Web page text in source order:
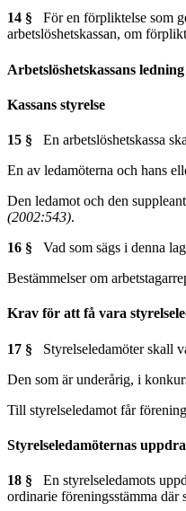
14 § För en förpliktelse som
arbetslöshetskassan, om
Arbetslöshetskassans ledning
Kassans styrelse
15 § En arbetslöshetskassa
En av ledamöterna och hans
Den ledamot och den
(2002:543).
16 § Vad som sägs i denna
Bestämmelser om
Krav för att få vara
17 § Styrelseledamöter skall
Den som är underårig, i
Till styrelseledamot får
Styrelseledamöternas
18 § En styrelseledamots
ordinarie föreningsstämma där